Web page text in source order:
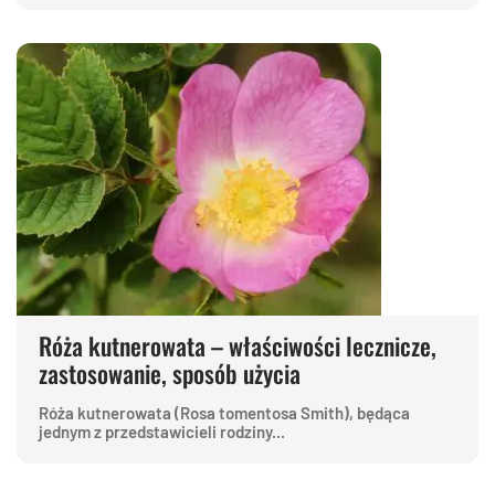
Róża kutnerowata – właściwości lecznicze,
zastosowanie, sposób użycia
Róża kutnerowata (Rosa tomentosa Smith), będąca
jednym z przedstawicieli rodziny...